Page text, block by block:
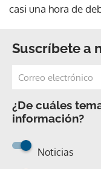
casi una hora de
Suscríbete a
¿De cuáles
información?
Noticias